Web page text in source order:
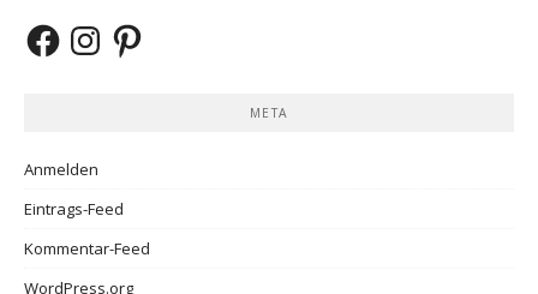
FacebookInstagramPinterest
META
Anmelden
Eintrags-Feed
Kommentar-Feed
WordPress.org